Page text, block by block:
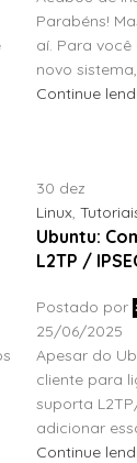
Parabéns!
aí. Para
novo
Continue
30 dez
Linux,
Ubuntu:
L2TP /
Postado por
25/06/2025
Apesar do
cliente para
suporta
adicionar
Continue